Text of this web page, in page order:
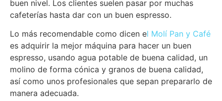
buen nivel. Los clientes suelen pasar por muchas
cafeterías hasta dar con un buen espresso.
Lo más recomendable como dicen el Molí Pan y Café
es adquirir la mejor máquina para hacer un buen
espresso, usando agua potable de buena calidad, un
molino de forma cónica y granos de buena calidad,
así como unos profesionales que sepan prepararlo de
manera adecuada.